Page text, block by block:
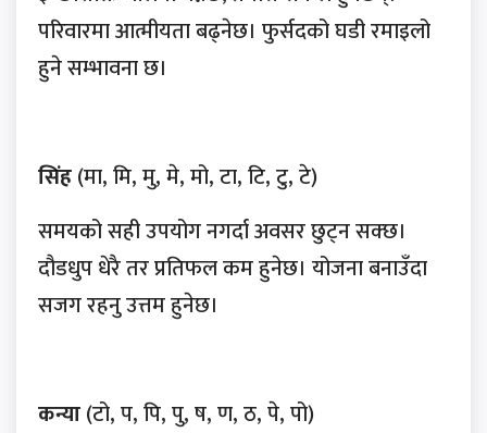
परिवारमा आत्मीयता बढ्नेछ। फुर्सदको घडी रमाइलो
हुने सम्भावना छ।
सिंह(मा, मि, मु, मे, मो, टा, टि, टु, टे)
समयको सही उपयोग नगर्दा अवसर छुट्न सक्छ।
दौडधुप धेरै तर प्रतिफल कम हुनेछ। योजना बनाउँदा
सजग रहनु उत्तम हुनेछ।
कन्या(टो, प, पि, पु, ष, ण, ठ, पे, पो)